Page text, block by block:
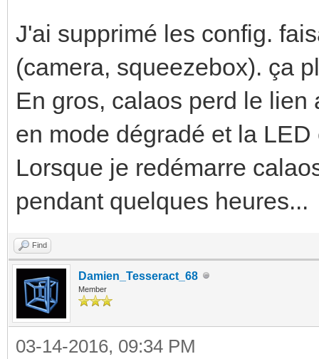
Feb 21 03:40:17
FUNCTION:
)
Feb 21 03:40:17 n450
ERR<246>:ecore
J'ai supprimé les config.
(camera, squeezebox). ça
En gros, calaos perd le
en mode dégradé et la
Lorsque je redémarre
pendant quelques heures...
Find
Damien_Tesseract_68
Member
03-14-2016, 09:34 PM